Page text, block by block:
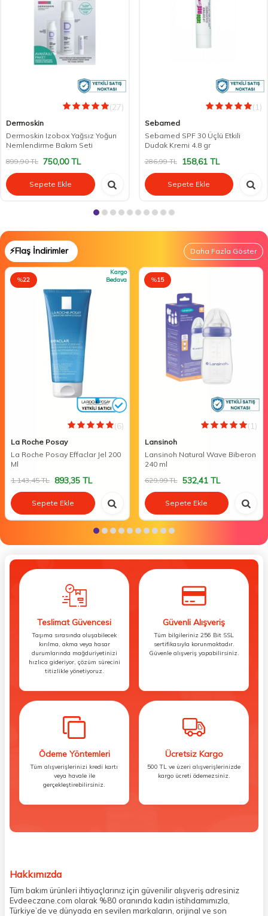
(27)
Dermoskin
Dermoskin Izobox Yağsız Yoğun
Nemlendirme Bakım Seti
899,90TL 750,00TL
Sepete Ekle
(1)
Sebamed
Sebamed SPF 30 Üçlü Etkili
Dudak Kremi 4.8 gr
286,99TL 158,61TL
Sepete Ekle
⚡Flaş İndirimler Daha Fazla Göster
%22
Kargo
Bedava
(6)
La Roche Posay
La Roche Posay Effaclar Jel 200
Ml
1.143,45TL 893,35 TL
Sepete Ekle
%15
(1)
Lansinoh
Lansinoh Natural Wave Biberon
240 ml
629,99TL 532,41TL
Sepete Ekle
Teslimat Güvencesi
Taşıma sırasında oluşabilecek
kırılma, akma veya hasar
durumlarında mağduriyetinizi
hızlıca gideriyor, çözüm sürecini
titizlikle yönetiyoruz.
Güvenli Alışveriş
Tüm bilgileriniz 256 Bit SSL
sertifikasıyla korunmaktadır.
Güvenle alışveriş yapabilirsiniz.
Ödeme Yöntemleri
Tüm alışverişlerinizi kredi kartı
veya havale ile
gerçekleştirebilirsiniz.
Ücretsiz Kargo
500 TL ve üzeri alışverişlerinizde
kargo ücreti ödemezsiniz.
Hakkımızda
Tüm bakım ürünleri ihtiyaçlarınız için güvenilir alışveriş adresiniz
Evdeeczane.com olarak %80 oranında kadın istihdamımızla,
Türkiye’de ve dünyada en sevilen markaların, orijinal ve son